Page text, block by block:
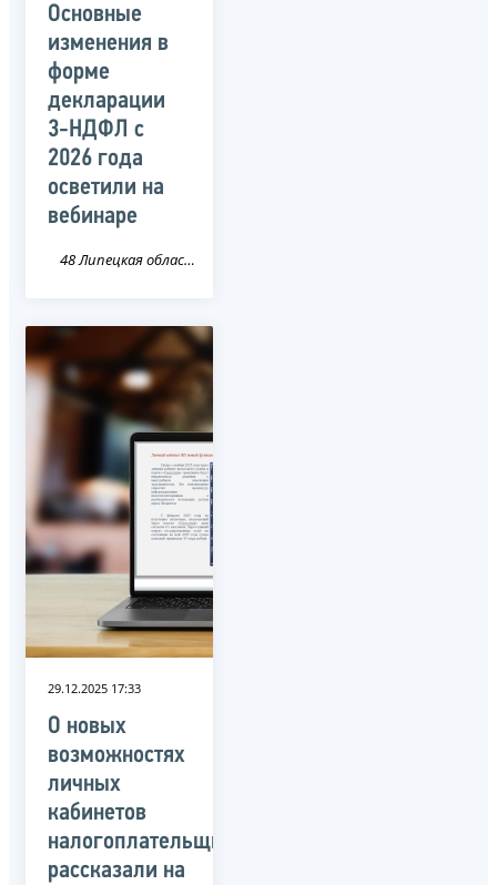
Основные
изменения в
форме
декларации
3-НДФЛ с
2026 года
осветили на
вебинаре
48 Липецкая область
29.12.2025 17:33
О новых
возможностях
личных
кабинетов
налогоплательщиков
рассказали на